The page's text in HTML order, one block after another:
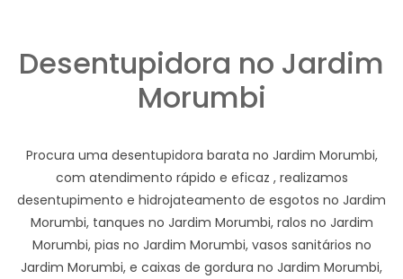
Desentupidora no Jardim
Morumbi
Procura uma desentupidora barata no Jardim Morumbi,
com atendimento rápido e eficaz , realizamos
desentupimento e hidrojateamento de esgotos no Jardim
Morumbi, tanques no Jardim Morumbi, ralos no Jardim
Morumbi, pias no Jardim Morumbi, vasos sanitários no
Jardim Morumbi, e caixas de gordura no Jardim Morumbi,